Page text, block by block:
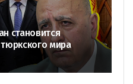
становится
мира